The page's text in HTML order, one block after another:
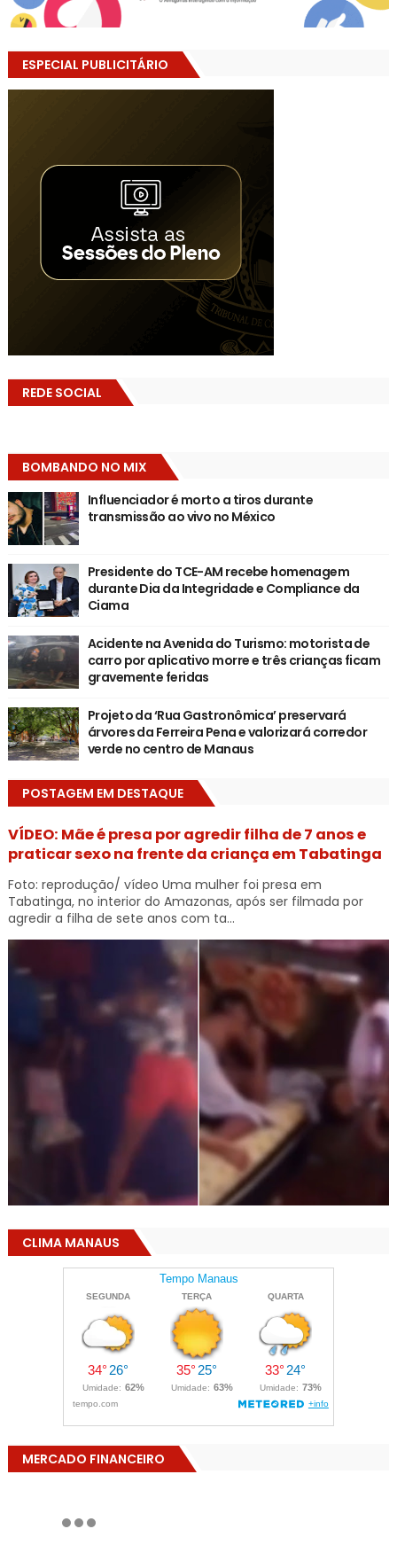
ESPECIAL PUBLICITÁRIO
REDE SOCIAL
BOMBANDO NO MIX
Influenciador é morto a tiros durante
transmissão ao vivo no México
Presidente do TCE-AM recebe homenagem
durante Dia da Integridade e Compliance da
Ciama
Acidente na Avenida do Turismo: motorista de
carro por aplicativo morre e três crianças ficam
gravemente feridas
Projeto da ‘Rua Gastronômica’ preservará
árvores da Ferreira Pena e valorizará corredor
verde no centro de Manaus
POSTAGEM EM DESTAQUE
VÍDEO: Mãe é presa por agredir filha de 7 anos e
praticar sexo na frente da criança em Tabatinga
Foto: reprodução/ vídeo Uma mulher foi presa em
Tabatinga, no interior do Amazonas, após ser filmada por
agredir a filha de sete anos com ta...
CLIMA MANAUS
MERCADO FINANCEIRO